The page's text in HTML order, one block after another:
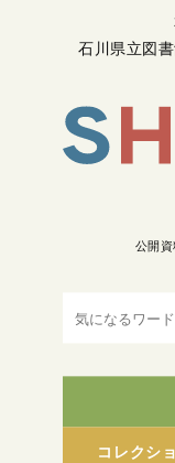
石川県立図
コレクシ
公開